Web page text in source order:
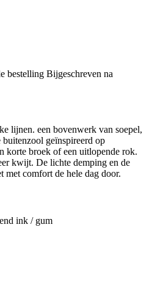
bestelling Bijgeschreven na
lijnen. een bovenwerk van soepel,
buitenzool geïnspireerd op
korte broek of een uitlopende rok.
kwijt. De lichte demping en de
met comfort de hele dag door.
ink / gum